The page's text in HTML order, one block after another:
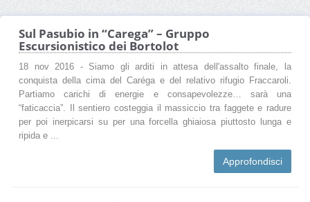
Sul Pasubio in “Carega” – Gruppo
Escursionistico dei Bortolot
18 nov 2016 - Siamo gli arditi in attesa dell'assalto finale, la
conquista della cima del Caréga e del relativo rifugio Fraccaroli.
Partiamo carichi di energie e consapevolezze… sarà una
“faticaccia”. Il sentiero costeggia il massiccio tra faggete e radure
per poi inerpicarsi su per una forcella ghiaiosa piuttosto lunga e
ripida e ...
Approfondisci